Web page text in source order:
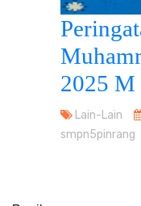
2025 M
Lain-Lain
smpn5pinrang